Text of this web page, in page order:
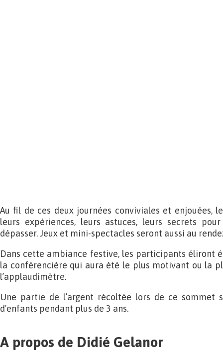
Au fil de ces deux journées conviviales et enjouées,
leurs expériences, leurs astuces, leurs secrets
dépasser. Jeux et mini-spectacles seront aussi au
Dans cette ambiance festive, les participants éliront
la conférencière qui aura été le plus motivant ou la
l’applaudimètre.
Une partie de l’argent récoltée lors de ce sommet
d’enfants pendant plus de 3 ans.
A propos de Didié Gelanor